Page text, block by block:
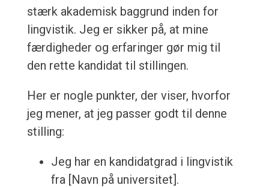
stærk akademisk baggrund inden for
lingvistik. Jeg er sikker på, at mine
færdigheder og erfaringer gør mig til
den rette kandidat til stillingen.
Her er nogle punkter, der viser, hvorfor
jeg mener, at jeg passer godt til denne
stilling:
Jeg har en kandidatgrad i lingvistik
fra [Navn på universitet].